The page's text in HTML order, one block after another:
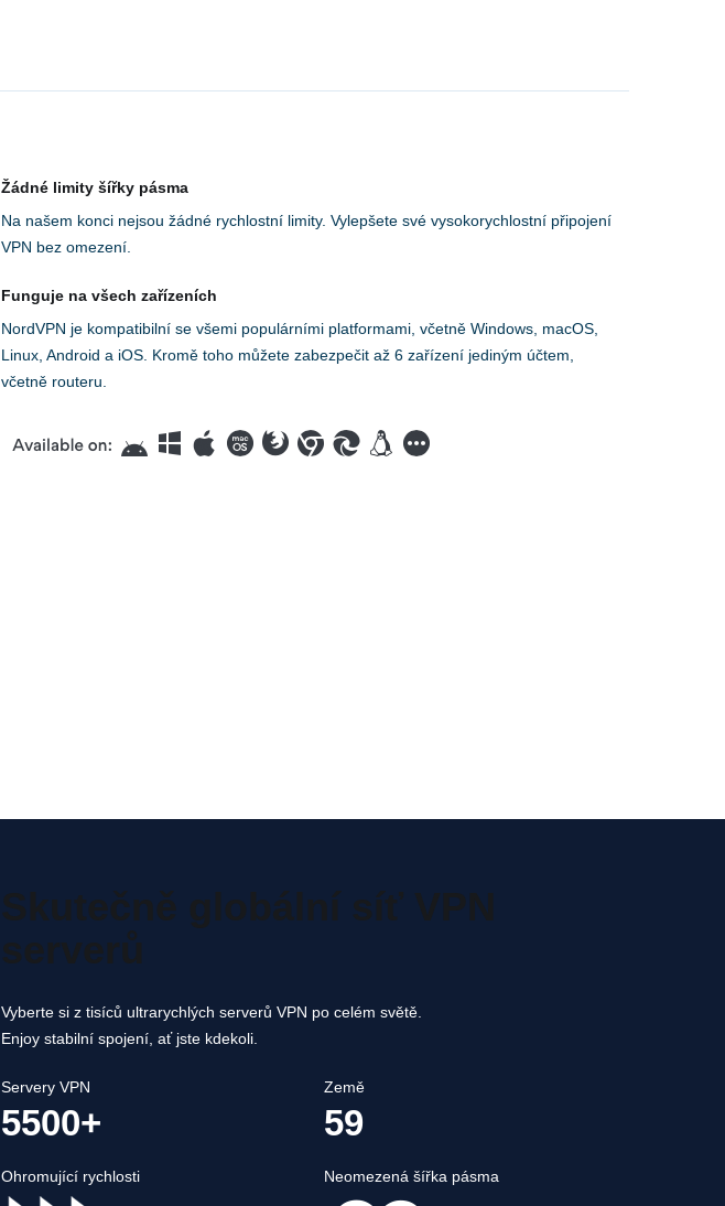
Žádné limity šířky pásma
Na našem konci nejsou žádné rychlostní limity. Vylepšete své vysokorychlostní připojení
VPN bez omezení.
Funguje na všech zařízeních
NordVPN je kompatibilní se všemi populárními platformami, včetně Windows, macOS,
Linux, Android a iOS. Kromě toho můžete zabezpečit až 6 zařízení jediným účtem,
včetně routeru.
Skutečně globální síť VPN
serverů
Vyberte si z tisíců ultrarychlých serverů VPN po celém světě.
Enjoy stabilní spojení, ať jste kdekoli.
Servery VPN
5500+
Země
59
Ohromující rychlosti Neomezená šířka pásma